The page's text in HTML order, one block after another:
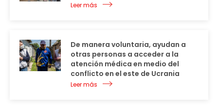
Leer más
De manera voluntaria, ayudan a
otras personas a acceder a la
atención médica en medio del
conflicto en el este de Ucrania
Leer más